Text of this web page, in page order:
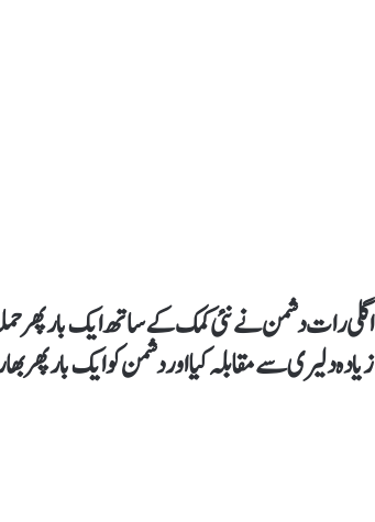
اگلی رات دشمن نے نئی کمک کے ساتھ ایک بار پھر
زیادہ دلیری سے مقابلہ کیا اور دشمن کو ایک بار پھر